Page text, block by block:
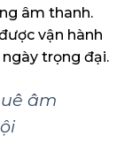
âm thanh.
vận hành
trọng đại.
âm